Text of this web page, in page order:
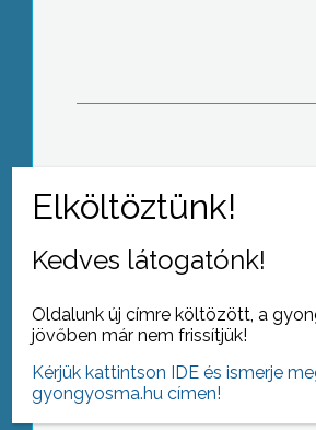
Arany és
Kedves látogatónk!
Oldalunk új címre költözött, a
jövőben már nem frissítjük!
Kérjük kattintson IDE és ismerje
gyongyosma.hu címen!